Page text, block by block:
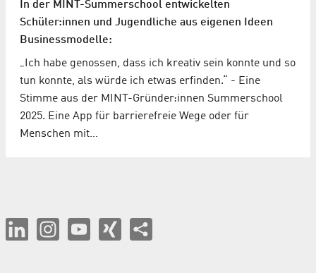
In der MINT-Summerschool entwickelten
Schüler:innen und Jugendliche aus eigenen Ideen
Businessmodelle:
„Ich habe genossen, dass ich kreativ sein konnte und so
tun konnte, als würde ich etwas erfinden.“ - Eine
Stimme aus der MINT-Gründer:innen Summerschool
2025. Eine App für barrierefreie Wege oder für
Menschen mit…